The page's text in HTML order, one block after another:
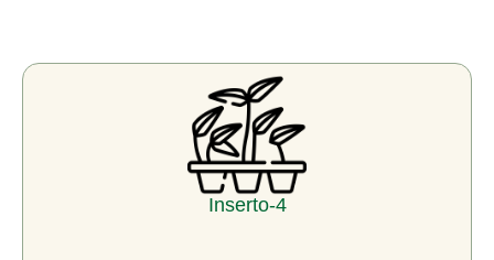
Inserto-4